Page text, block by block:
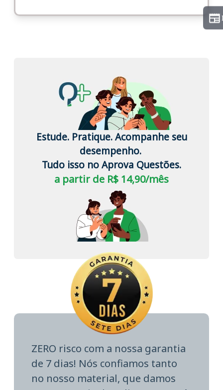
Estude. Pratique. Acompanhe seu
desempenho.
Tudo isso no Aprova Questões.
a partir de R$ 14,90/mês
ZERO risco com a nossa garantia
de 7 dias! Nós confiamos tanto
no nosso material, que damos